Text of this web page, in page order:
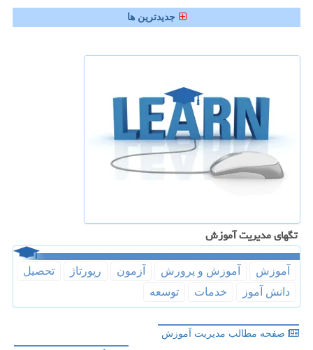
جدیدترین ها
تگهای مدیریت آموزش
آموزش آموزش و پرورش آزمون رپورتاژ
تحصیل
دانش آموز
خدمات توسعه
صفحه مطالب مدیریت آموزش